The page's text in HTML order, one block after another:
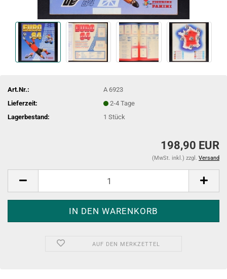
Art.Nr.:
A 6923
Lieferzeit:
2-4 Tage
Lagerbestand:
1Stück
198,90 EUR
(MwSt. inkl.) zzgl. Versand
AUF DEN MERKZETTEL